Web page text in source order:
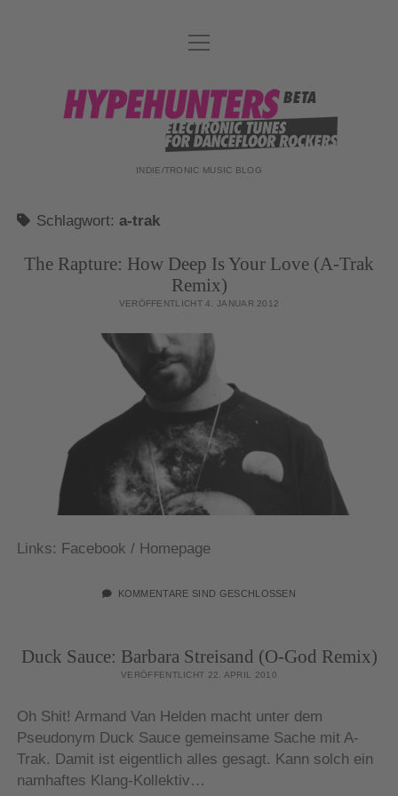
DATENSCHUTZ
DJ-TEAM
ABOUT
Menü
öffnen
hypehunters
INDIE/TRONIC MUSIC BLOG
Schlagwort: a-trak
The Rapture: How Deep Is Your Love (A-Trak
Remix)
VERÖFFENTLICHT 4. JANUAR 2012
Links: Facebook / Homepage
KOMMENTARE SIND GESCHLOSSEN
Duck Sauce: Barbara Streisand (O-God Remix)
VERÖFFENTLICHT 22. APRIL 2010
Oh Shit! Armand Van Helden macht unter dem
Pseudonym Duck Sauce gemeinsame Sache mit A-
Trak. Damit ist eigentlich alles gesagt. Kann solch ein
namhaftes Klang-Kollektiv…